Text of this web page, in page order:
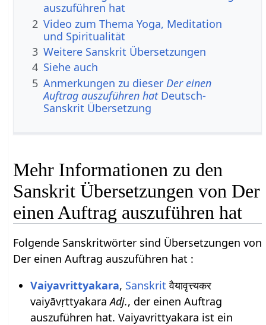
auszuführen hat
2 Video zum Thema Yoga, Meditation
und Spiritualität
3 Weitere Sanskrit Übersetzungen
4 Siehe auch
5 Anmerkungen zu dieserDer einen
Auftrag auszuführen hat Deutsch-
Sanskrit Übersetzung
Mehr Informationen zu den
Sanskrit Übersetzungen von Der
einen Auftrag auszuführen hat
Folgende Sanskritwörter sind Übersetzungen von
Der einen Auftrag auszuführen hat :
Vaiyavrittyakara, Sanskrit वैयावृत्त्यकर
vaiyāvṛttyakaraAdj., der einen Auftrag
auszuführen hat. Vaiyavrittyakara ist ein